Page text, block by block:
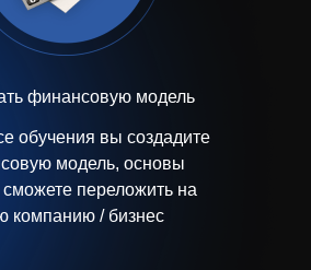
финансовую модель
обучения вы создадите
модель, основы
сможете переложить на
компанию / бизнес